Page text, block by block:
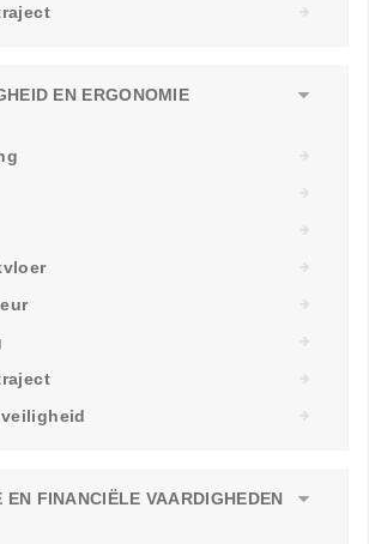
EN ERGONOMIE
EN FINANCIËLE VAARDIGHEDEN